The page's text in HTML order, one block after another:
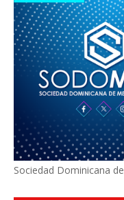
Sociedad Dominicana